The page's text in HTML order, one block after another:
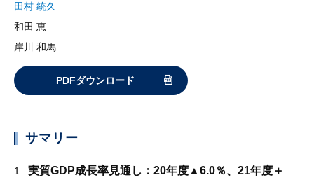
田村 統久
和田 恵
岸川 和馬
PDFダウンロード
サマリー
実質GDP成長率見通し：20年度▲6.0％、21年度＋